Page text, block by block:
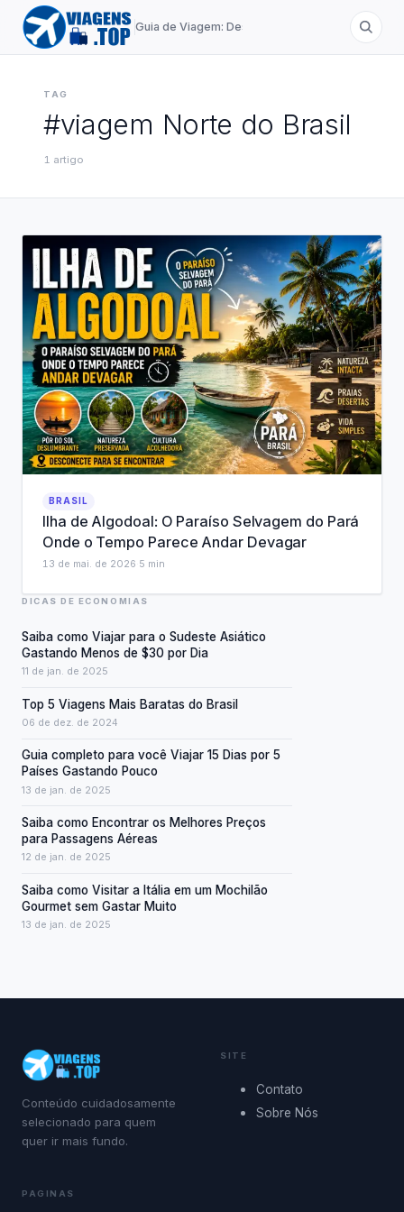
Guia de Viagem: Destinos de A a Z
TAG
#viagem Norte do Brasil
1 artigo
BRASIL
Ilha de Algodoal: O Paraíso Selvagem do Pará
Onde o Tempo Parece Andar Devagar
13 de mai. de 2026 5 min
DICAS DE ECONOMIAS
Saiba como Viajar para o Sudeste Asiático
Gastando Menos de $30 por Dia
11 de jan. de 2025
Top 5 Viagens Mais Baratas do Brasil
06 de dez. de 2024
Guia completo para você Viajar 15 Dias por 5
Países Gastando Pouco
13 de jan. de 2025
Saiba como Encontrar os Melhores Preços
para Passagens Aéreas
12 de jan. de 2025
Saiba como Visitar a Itália em um Mochilão
Gourmet sem Gastar Muito
13 de jan. de 2025
Conteúdo cuidadosamente
selecionado para quem
quer ir mais fundo.
SITE
Contato
Sobre Nós
PAGINAS